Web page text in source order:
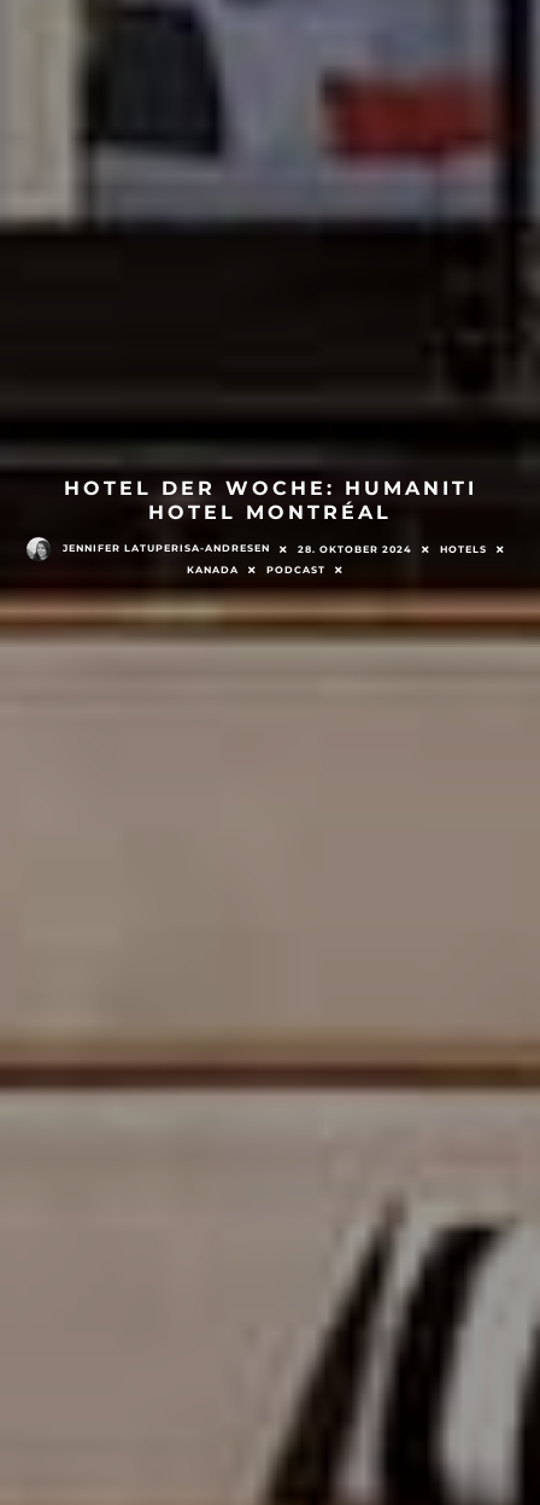
HOTEL DER WOCHE: HUMANITI
HOTEL MONTRÉAL
JENNIFER LATUPERISA-ANDRESEN 28. OKTOBER 2024
HOTELS
KANADA
PODCAST